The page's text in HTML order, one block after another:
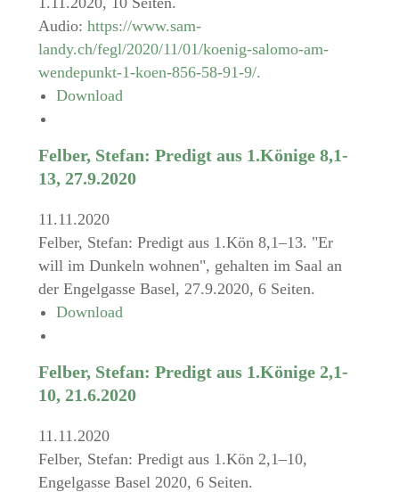
Audio: https://www.sam-
landy.ch/fegl/2020/11/01/koenig-salomo-am-
wendepunkt-1-koen-856-58-91-9/.
Download
Felber, Stefan: Predigt aus 1.Könige 8,1-
13, 27.9.2020
11.11.2020
Felber, Stefan: Predigt aus 1.Kön 8,1–13. "Er
will im Dunkeln wohnen", gehalten im Saal an
der Engelgasse Basel, 27.9.2020, 6 Seiten.
Download
Felber, Stefan: Predigt aus 1.Könige 2,1-
10, 21.6.2020
11.11.2020
Felber, Stefan: Predigt aus 1.Kön 2,1–10,
Engelgasse Basel 2020, 6 Seiten.